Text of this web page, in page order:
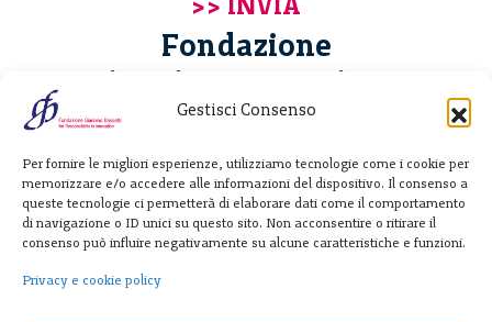
Gestisci Consenso
Per fornire le migliori esperienze, utilizziamo tecnologie come i cookie per
memorizzare e/o accedere alle informazioni del dispositivo. Il consenso a
queste tecnologie ci permetterà di elaborare dati come il comportamento
di navigazione o ID unici su questo sito. Non acconsentire o ritirare il
consenso può influire negativamente su alcune caratteristiche e funzioni.
Privacy e cookie policy
Fondazione
Giannino Bassetti ETS
20122 Milano - Italia
T. +39 02 781933
F. + 39 02 76392030
info@fondazionebassetti.org